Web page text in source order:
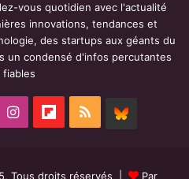
vous quotidien avec l'actualité
innovations, tendances et
des startups aux géants du
un condensé d'infos percutantes
fiables
InstagramFlipboard
RSS
Tous droits réservés | Par